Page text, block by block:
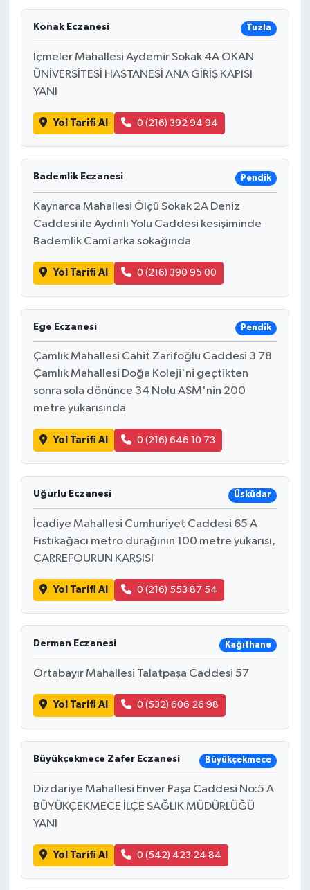
Konak Eczanesi Tuzla
İçmeler Mahallesi Aydemir Sokak 4A OKAN
ÜNİVERSİTESİ HASTANESİ ANA GİRİŞ KAPISI
YANI
Yol Tarifi Al 0 (216) 392 94 94
Bademlik Eczanesi Pendik
Kaynarca Mahallesi Ölçü Sokak 2A Deniz
Caddesi ile Aydınlı Yolu Caddesi kesişiminde
Bademlik Cami arka sokağında
Yol Tarifi Al 0 (216) 390 95 00
Ege Eczanesi Pendik
Çamlık Mahallesi Cahit Zarifoğlu Caddesi 3 78
Çamlık Mahallesi Doğa Koleji'ni geçtikten
sonra sola dönünce 34 Nolu ASM'nin 200
metre yukarısında
Yol Tarifi Al 0 (216) 646 10 73
Uğurlu Eczanesi Üsküdar
İcadiye Mahallesi Cumhuriyet Caddesi 65 A
Fıstıkağacı metro durağının 100 metre yukarısı,
CARREFOURUN KARŞISI
Yol Tarifi Al 0 (216) 553 87 54
Derman Eczanesi Kağıthane
Ortabayır Mahallesi Talatpaşa Caddesi 57
Yol Tarifi Al 0 (532) 606 26 98
Büyükçekmece Zafer Eczanesi Büyükçekmece
Dizdariye Mahallesi Enver Paşa Caddesi No:5 A
BÜYÜKÇEKMECE İLÇE SAĞLIK MÜDÜRLÜĞÜ
YANI
Yol Tarifi Al 0 (542) 423 24 84